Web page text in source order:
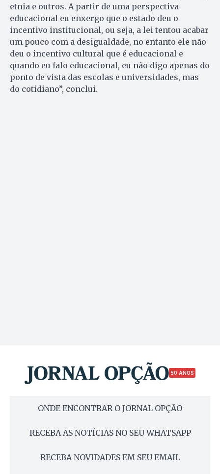
etnia e outros. A partir de uma perspectiva
educacional eu enxergo que o estado deu o
incentivo institucional, ou seja, a lei tentou acabar
um pouco com a desigualdade, no entanto ele não
deu o incentivo cultural que é educacional e
quando eu falo educacional, eu não digo apenas do
ponto de vista das escolas e universidades, mas
do cotidiano”, conclui.
50 ANOS
ONDE ENCONTRAR O JORNAL OPÇÃO
RECEBA AS NOTÍCIAS NO SEU WHATSAPP
RECEBA NOVIDADES EM SEU EMAIL